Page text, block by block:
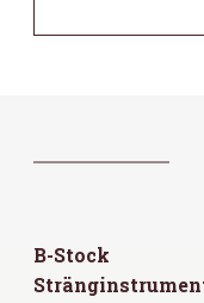
B-Stock